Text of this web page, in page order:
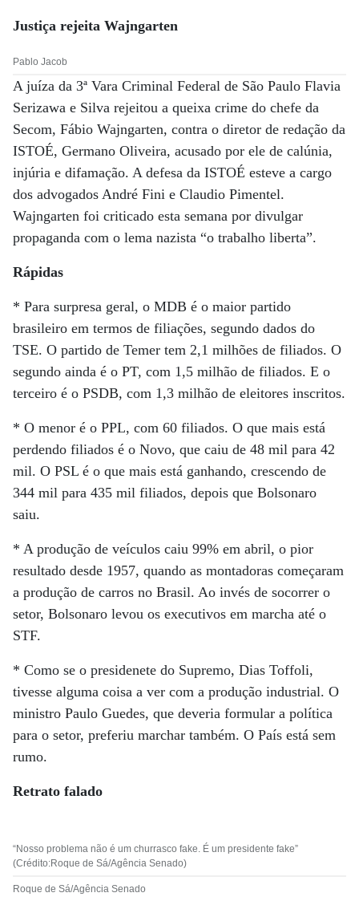
Justiça rejeita Wajngarten
Pablo Jacob
A juíza da 3ª Vara Criminal Federal de São Paulo Flavia
Serizawa e Silva rejeitou a queixa crime do chefe da
Secom, Fábio Wajngarten, contra o diretor de redação da
ISTOÉ, Germano Oliveira, acusado por ele de calúnia,
injúria e difamação. A defesa da ISTOÉ esteve a cargo
dos advogados André Fini e Claudio Pimentel.
Wajngarten foi criticado esta semana por divulgar
propaganda com o lema nazista “o trabalho liberta”.
Rápidas
* Para surpresa geral, o MDB é o maior partido
brasileiro em termos de filiações, segundo dados do
TSE. O partido de Temer tem 2,1 milhões de filiados. O
segundo ainda é o PT, com 1,5 milhão de filiados. E o
terceiro é o PSDB, com 1,3 milhão de eleitores inscritos.
* O menor é o PPL, com 60 filiados. O que mais está
perdendo filiados é o Novo, que caiu de 48 mil para 42
mil. O PSL é o que mais está ganhando, crescendo de
344 mil para 435 mil filiados, depois que Bolsonaro
saiu.
* A produção de veículos caiu 99% em abril, o pior
resultado desde 1957, quando as montadoras começaram
a produção de carros no Brasil. Ao invés de socorrer o
setor, Bolsonaro levou os executivos em marcha até o
STF.
* Como se o presidenete do Supremo, Dias Toffoli,
tivesse alguma coisa a ver com a produção industrial. O
ministro Paulo Guedes, que deveria formular a política
para o setor, preferiu marchar também. O País está sem
rumo.
Retrato falado
“Nosso problema não é um churrasco fake. É um presidente fake”
(Crédito:Roque de Sá/Agência Senado)
Roque de Sá/Agência Senado